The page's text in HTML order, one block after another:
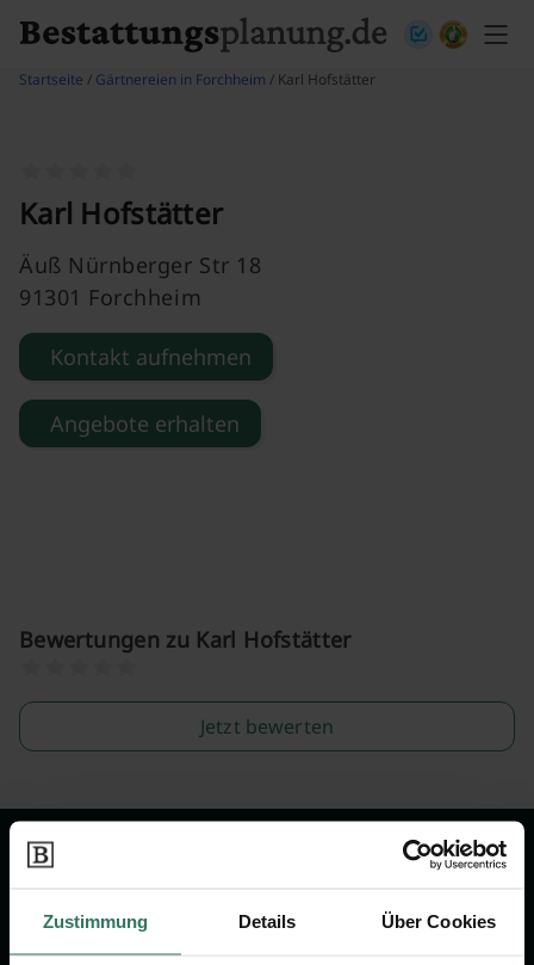
Zustimmung Details Über Cookies
Startseite / Gärtnereien in Forchheim / Karl Hofstätter
Karl Hofstätter
Äuß Nürnberger Str 18
91301 Forchheim
Kontakt aufnehmen
Angebote erhalten
Bewertungen zu Karl Hofstätter
Jetzt bewerten
Wir sind Ihr Ansprechpartner rund
um das Thema Bestattung &
Vorsorge.